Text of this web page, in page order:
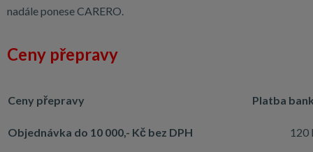
nadále ponese CARERO.
Ceny přepravy
Ceny přepravy Platba
Objednávka do 10 000,- Kč bez DPH 120